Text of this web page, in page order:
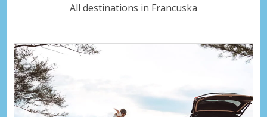
All destinations in Francuska